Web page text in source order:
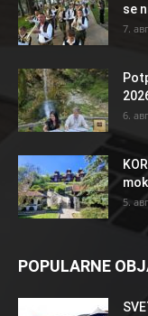
se
7.
6.
5.
POPULARNE